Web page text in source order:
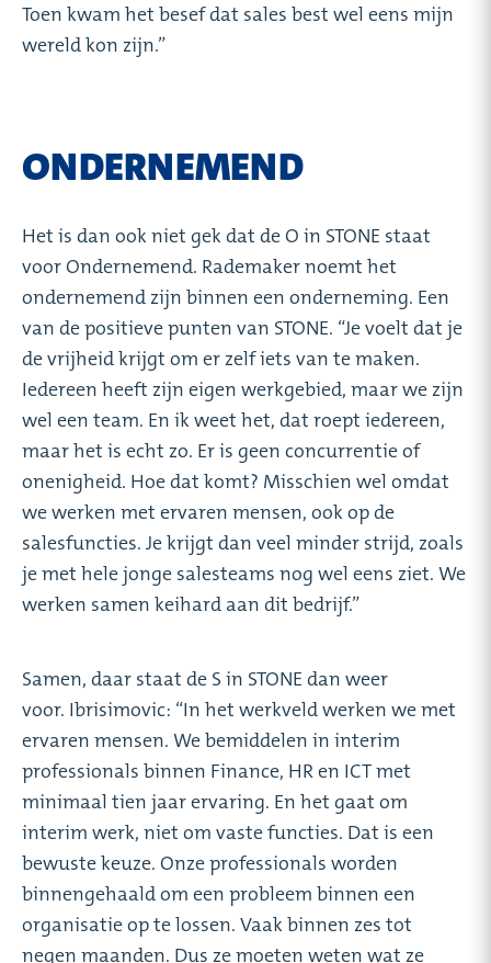
Toen kwam het besef dat sales best wel eens mijn
wereld kon zijn.”
ONDERNEMEND
Het is dan ook niet gek dat de O in STONE staat
voor Ondernemend. Rademaker noemt het
ondernemend zijn binnen een onderneming. Een
van de positieve punten van STONE. “Je voelt dat je
de vrijheid krijgt om er zelf iets van te maken.
Iedereen heeft zijn eigen werkgebied, maar we zijn
wel een team. En ik weet het, dat roept iedereen,
maar het is echt zo. Er is geen concurrentie of
onenigheid. Hoe dat komt? Misschien wel omdat
we werken met ervaren mensen, ook op de
salesfuncties. Je krijgt dan veel minder strijd, zoals
je met hele jonge salesteams nog wel eens ziet. We
werken samen keihard aan dit bedrijf.”
Samen, daar staat de S in STONE dan weer
voor. Ibrisimovic: “In het werkveld werken we met
ervaren mensen. We bemiddelen in interim
professionals binnen Finance, HR en ICT met
minimaal tien jaar ervaring. En het gaat om
interim werk, niet om vaste functies. Dat is een
bewuste keuze. Onze professionals worden
binnengehaald om een probleem binnen een
organisatie op te lossen. Vaak binnen zes tot
negen maanden. Dus ze moeten weten wat ze